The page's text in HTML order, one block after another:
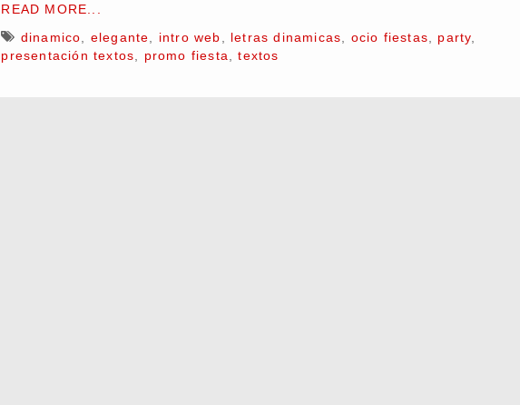
READ MORE...
dinamico
elegante intro web letras dinamicas ocio fiestas party
presentación textos
promo fiesta ,textos